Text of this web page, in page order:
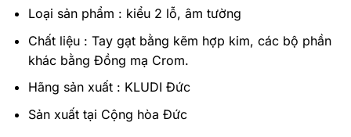
Loại sản phẩm : kiểu 2 lỗ, âm tường
Chất liệu : Tay gạt bằng kẽm hợp kim, các bộ phần
khác bằng Đồng mạ Crom.
Hãng sản xuất : KLUDI Đức
Sản xuất tại Cộng hòa Đức